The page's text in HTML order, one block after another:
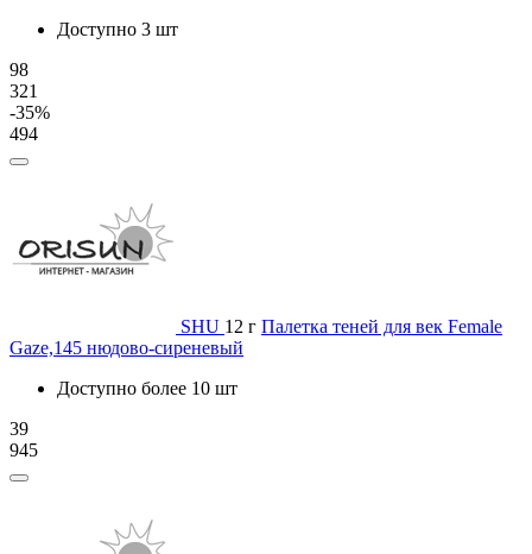
Доступно 3 шт
98
321
-35%
494
SHU 12 г Палетка теней для век Female
Gaze,145 нюдово-сиреневый
Доступно более 10 шт
39
945